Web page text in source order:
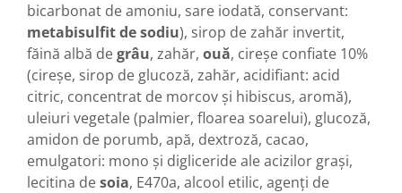
Rahat
bicarbonat de amoniu, sare iodată, conservant:
metabisulfit de sodiu), sirop de zahăr invertit,
făină albă degrâu, zahăr, ouă, cireșe confiate 10%
(cireșe, sirop de glucoză, zahăr, acidifiant: acid
citric, concentrat de morcov și hibiscus, aromă),
uleiuri vegetale (palmier, floarea soarelui), glucoză,
amidon de porumb, apă, dextroză, cacao,
emulgatori: mono și digliceride ale acizilor grași,
lecitina desoia, E470a, alcool etilic, agenți de